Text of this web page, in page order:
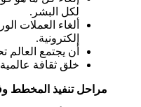
لكل البشر.
ألغاء العملات
إلكترونية.
أن يجتمع
خلق ثقافة
مراحل تنفيذ المخطط